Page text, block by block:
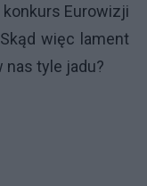
Eurowizji
więc lament
nas tyle jadu?